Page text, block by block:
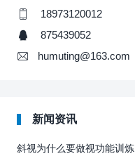
18973120012
875439052
humuting@163.com
新闻资讯
斜视为什么要做视功能训炼